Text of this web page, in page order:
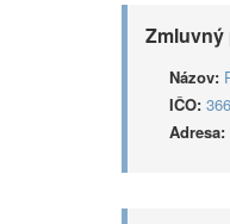
Zmluvný
Názov:
IČO:
Adresa: